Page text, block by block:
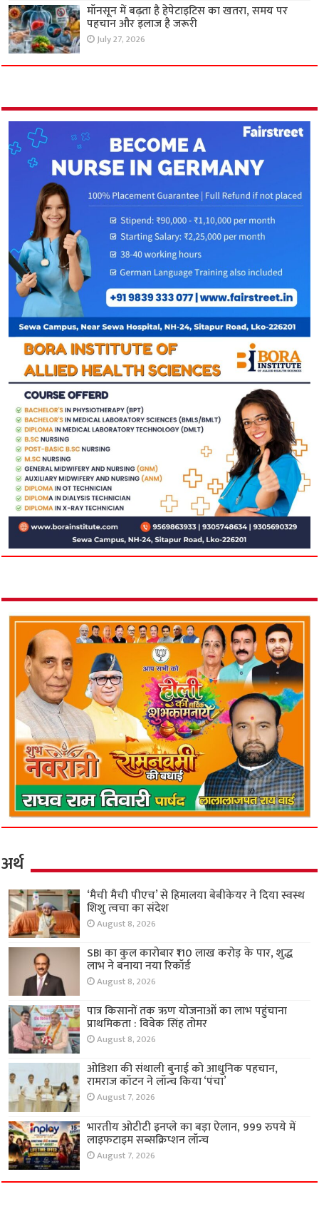
मॉनसून में बढ़ता है हेपेटाइटिस का खतरा, समय पर
पहचान और इलाज है जरूरी
July 27, 2026
अर्थ
‘मैची मैची पीएच’ से हिमालया बेबीकेयर ने दिया स्वस्थ
शिशु त्वचा का संदेश
August 8, 2026
SBI का कुल कारोबार ₹110 लाख करोड़ के पार, शुद्ध
लाभ ने बनाया नया रिकॉर्ड
August 8, 2026
पात्र किसानों तक ऋण योजनाओं का लाभ पहुंचाना
प्राथमिकता : विवेक सिंह तोमर
August 8, 2026
ओडिशा की संथाली बुनाई को आधुनिक पहचान,
रामराज कॉटन ने लॉन्च किया ‘पंचा’
August 7, 2026
भारतीय ओटीटी इनप्ले का बड़ा ऐलान, 999 रुपये में
लाइफटाइम सब्सक्रिप्शन लॉन्च
August 7, 2026